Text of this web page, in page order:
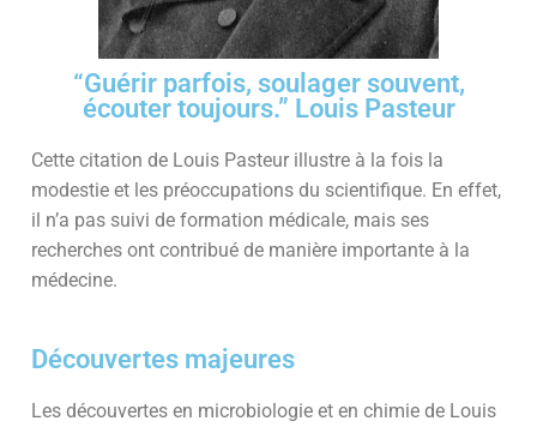
“Guérir parfois, soulager souvent,
écouter toujours.” Louis Pasteur
Cette citation de Louis Pasteur illustre à la fois la
modestie et les préoccupations du scientifique. En effet,
il n’a pas suivi de formation médicale, mais ses
recherches ont contribué de manière importante à la
médecine.
Découvertes majeures
Les découvertes en microbiologie et en chimie de Louis